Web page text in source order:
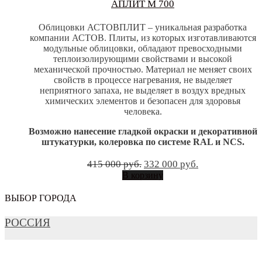
АПЛИТ М 700
Облицовки АСТОВПЛИТ – уникальная разработка
компании АСТОВ. Плиты, из которых изготавливаются
модульные облицовки, обладают превосходными
теплоизолирующими свойствами и высокой
механической прочностью. Материал не меняет своих
свойств в процессе нагревания, не выделяет
неприятного запаха, не выделяет в воздух вредных
химических элементов и безопасен для здоровья
человека.
Возможно нанесение гладкой окраски и декоративной
штукатурки, колеровка по системе RAL и NCS.
415 000руб. Первоначальная
цена
составляла
332 000 руб.
цена:
В корзину
ВЫБОР ГОРОДА
РОССИЯ